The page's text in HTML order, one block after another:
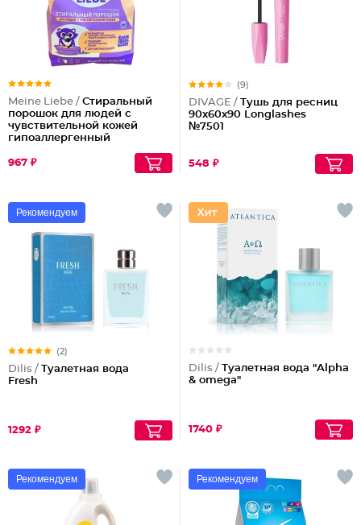
Meine Liebe / Стиральный
порошок для людей с
чувствительной кожей
гипоаллергенный
967 ₽
(9)
DIVAGE / Тушь для ресниц
90x60x90 Longlashes
№7501
548 ₽
Рекомендуем
(2)
Dilis / Туалетная вода
Fresh
1292 ₽
Dilis / Туалетная вода "Alpha
& omega"
1740 ₽
Рекомендуем Рекомендуем